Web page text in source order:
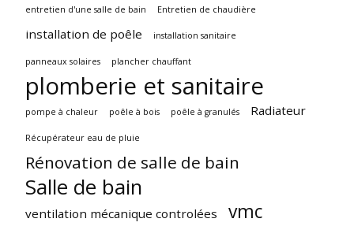
entretien d'une salle de bain Entretien de chaudière
installation de poêle installation sanitaire
panneaux solaires plancher chauffant
plomberie et sanitaire
pompe à chaleur poêle à bois poêle à granulés Radiateur
Récupérateur eau de pluie
Rénovation de salle de bain
Salle de bain
ventilation mécanique controlées vmc